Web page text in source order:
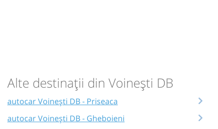
Alte destinații din Voinești DB
autocar Voinești DB - Priseaca
autocar Voinești DB - Gheboieni